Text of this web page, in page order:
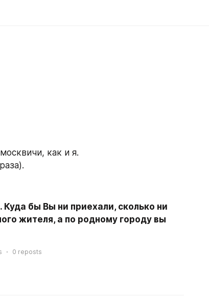
как и я.
бы Вы ни приехали, сколько ни
жителя, а по родному городу вы
0 reposts